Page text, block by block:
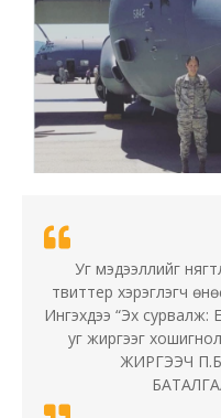
Уг мэдээллийг
твиттер хэрэглэгч
Ингэхдээ “Эх сурвалж:
уг жиргээг
ЖИРГЭЭЧ